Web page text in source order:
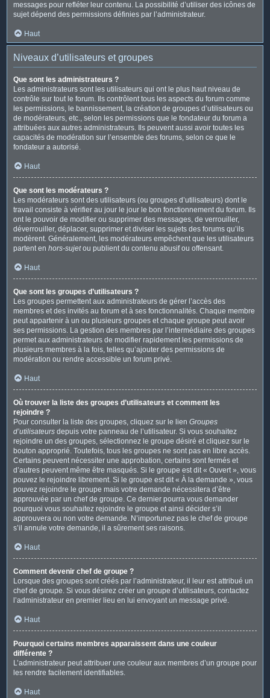
messages pour refléter leur contenu. La possibilité d’utiliser des icônes de
sujet dépend des permissions définies par l’administrateur.
Haut
Niveaux d’utilisateurs et groupes
Que sont les administrateurs ?
Les administrateurs sont les utilisateurs qui ont le plus haut niveau de
contrôle sur tout le forum. Ils contrôlent tous les aspects du forum comme
les permissions, le bannissement, la création de groupes d’utilisateurs ou
de modérateurs, etc., selon les permissions que le fondateur du forum a
attribuées aux autres administrateurs. Ils peuvent aussi avoir toutes les
capacités de modération sur l’ensemble des forums, selon ce que le
fondateur a autorisé.
Haut
Que sont les modérateurs ?
Les modérateurs sont des utilisateurs (ou groupes d’utilisateurs) dont le
travail consiste à vérifier au jour le jour le bon fonctionnement du forum. Ils
ont le pouvoir de modifier ou supprimer des messages, de verrouiller,
déverrouiller, déplacer, supprimer et diviser les sujets des forums qu’ils
modèrent. Généralement, les modérateurs empêchent que les utilisateurs
partent en hors-sujetou publient du contenu abusif ou offensant.
Haut
Que sont les groupes d’utilisateurs ?
Les groupes permettent aux administrateurs de gérer l’accès des
membres et des invités au forum et à ses fonctionnalités. Chaque membre
peut appartenir à un ou plusieurs groupes et chaque groupe peut avoir
ses permissions. La gestion des membres par l’intermédiaire des groupes
permet aux administrateurs de modifier rapidement les permissions de
plusieurs membres à la fois, telles qu’ajouter des permissions de
modération ou rendre accessible un forum privé.
Haut
Où trouver la liste des groupes d’utilisateurs et comment les
rejoindre ?
Pour consulter la liste des groupes, cliquez sur le lien Groupes
d’utilisateurs depuis votre panneau de l’utilisateur. Si vous souhaitez
rejoindre un des groupes, sélectionnez le groupe désiré et cliquez sur le
bouton approprié. Toutefois, tous les groupes ne sont pas en libre accès.
Certains peuvent nécessiter une approbation, certains sont fermés et
d’autres peuvent même être masqués. Si le groupe est dit « Ouvert », vous
pouvez le rejoindre librement. Si le groupe est dit « À la demande », vous
pouvez rejoindre le groupe mais votre demande nécessitera d’être
approuvée par un chef de groupe. Ce dernier pourra vous demander
pourquoi vous souhaitez rejoindre le groupe et ainsi décider s’il
approuvera ou non votre demande. N’importunez pas le chef de groupe
s’il annule votre demande, il a sûrement ses raisons.
Haut
Comment devenir chef de groupe ?
Lorsque des groupes sont créés par l’administrateur, il leur est attribué un
chef de groupe. Si vous désirez créer un groupe d’utilisateurs, contactez
l’administrateur en premier lieu en lui envoyant un message privé.
Haut
Pourquoi certains membres apparaissent dans une couleur
différente ?
L’administrateur peut attribuer une couleur aux membres d’un groupe pour
les rendre facilement identifiables.
Haut